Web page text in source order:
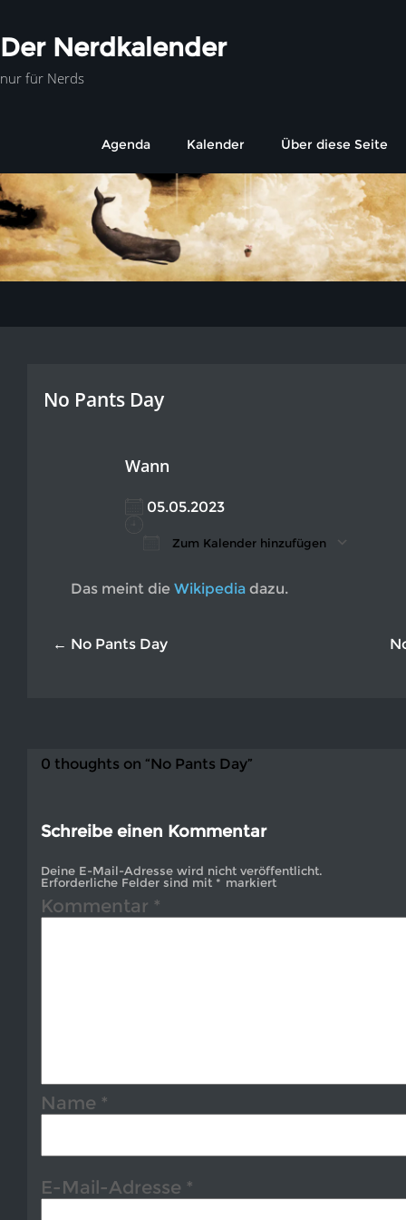
Der Nerdkalender
nur für Nerds
Agenda Kalender Über diese Seite
No Pants Day
Wann
05.05.2023
Zum Kalender hinzufügen
Das meint die Wikipedia dazu.
← No Pants Day
0 thoughts on “No Pants Day”
Schreibe einen Kommentar
Deine E-Mail-Adresse wird nicht veröffentlicht.
Erforderliche Felder sind mit * markiert
Kommentar *
Name *
E-Mail-Adresse *